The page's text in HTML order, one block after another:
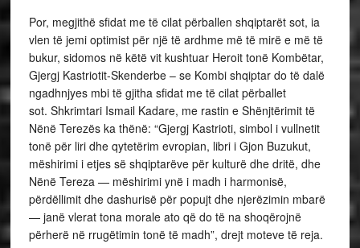
Por, megjithë sfidat me të cilat përballen shqiptarët sot, ia
vlen të jemi optimist për një të ardhme më të mirë e më të
bukur, sidomos në këtë vit kushtuar Heroit tonë Kombëtar,
Gjergj Kastriotit-Skenderbe – se Kombi shqiptar do të dalë
ngadhnjyes mbi të gjitha sfidat me të cilat përballet
sot. Shkrimtari Ismail Kadare, me rastin e Shënjtërimit të
Nënë Terezës ka thënë: “Gjergj Kastrioti, simbol i vullnetit
tonë për liri dhe qytetërim evropian, libri i Gjon Buzukut,
mëshirimi i etjes së shqiptarëve për kulturë dhe dritë, dhe
Nënë Tereza — mëshirimi ynë i madh i harmonisë,
përdëllimit dhe dashurisë për popujt dhe njerëzimin mbarë
— janë vlerat tona morale ato që do të na shoqërojnë
përherë në rrugëtimin tonë të madh”, drejt moteve të reja.